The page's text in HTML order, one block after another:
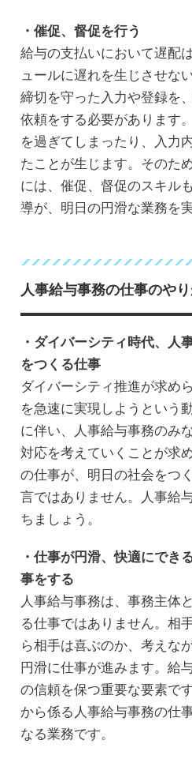
・催促、督促を行う
給与の支払いにおいて遅配
ュールに遅れを生じさせな
締切を守った入力や登録を
依頼をする必要があります
を過ぎてしまったり、入力
たことが生じます。そのた
には、催促、督促のスキル
導が、明日の円滑な業務を
人事給与事務の仕事のや
・ダイバーシティ時代、人
をつくる仕事
ダイバーシティ推進が求め
を急速に実現しようという
に伴い、人事給与事務のみ
対応を考えていくことが求
の仕事が、明日の社会をつ
言ではありません。人事給
ちましょう。
・仕事が円滑、快適にでき
事をする
人事給与事務は、事務主体
る仕事ではありません。相
ら相手は喜ぶのか、考えな
円滑に仕事が進みます。給
の信頼を保つ重要な要素で
から係る人事給与事務の仕
なる業務です。